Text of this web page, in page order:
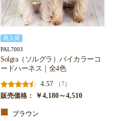
再入荷
PAL7003
Solgra（ソルグラ）バイカラーコ
ードハーネス｜全4色
4.57
（7）
販売価格：
￥4,180～4,510
ブラウン